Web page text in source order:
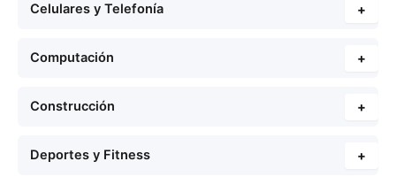
Celulares y Telefonía +
Computación +
Construcción +
Deportes y Fitness +